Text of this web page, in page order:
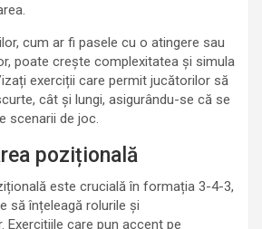
cum ar fi pasele cu o atingere sau
poate crește complexitatea și simula
exerciții care permit jucătorilor să
cât și lungi, asigurându-se că se
scenarii de joc.
pozițională
este crucială în formația 3-4-3,
să înțeleagă rolurile și
Exercițiile care pun accent pe